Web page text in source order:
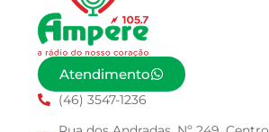
Atendimento
(46) 3547-1236